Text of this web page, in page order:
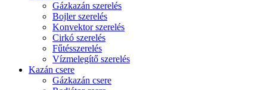
Gázkazán szerelés
Bojler szerelés
Konvektor szerelés
Cirkó szerelés
Fűtésszerelés
Vízmelegítő szerelés
Kazán csere
Gázkazán csere